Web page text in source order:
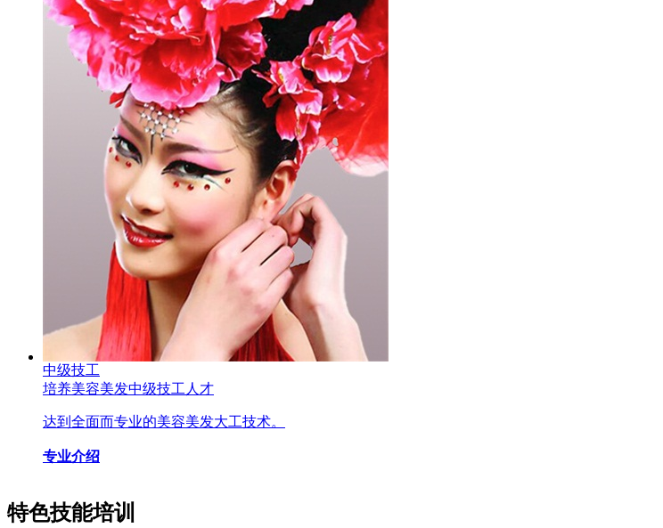
中级技工
培养美容美发中级技工人才
达到全面而专业的美容美发大工技术。
专业介绍
特色技能培训